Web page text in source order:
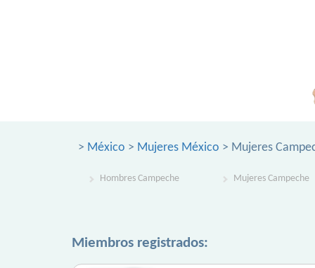
> México > Mujeres México > Mujeres
Hombres Campeche Mujeres Campeche
Miembros registrados: